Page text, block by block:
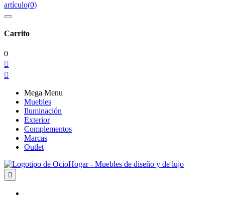
artículo(0)
Carrito
0


Mega Menu
Muebles
Iluminación
Exterior
Complementos
Marcas
Outlet
